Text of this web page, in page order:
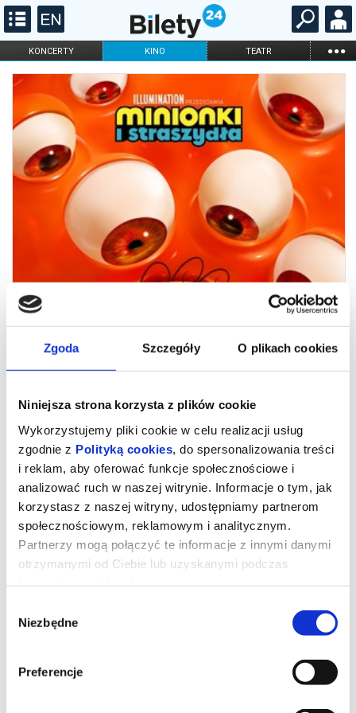
Zgoda Szczegóły O plikach cookies
Niniejsza strona korzysta z plików cookie
Wykorzystujemy pliki cookie w celu realizacji usług
zgodnie z Polityką cookies , do spersonalizowania treści
i reklam, aby oferować funkcje społecznościowe i
analizować ruch w naszej witrynie. Informacje o tym, jak
korzystasz z naszej witryny, udostępniamy partnerom
społecznościowym, reklamowym i analitycznym.
Partnerzy mogą połączyć te informacje z innymi danymi
otrzymanymi od Ciebie lub uzyskanymi podczas
zgody
Niezbędne
Preferencje
KONCERTY KINO TEATR ...
FILHARMONIA OPERA I BALET
STAND-UP
DLA DZIECI
ONLINE KARNETY
Minionki i straszydła
Minionki ruszają w ekscytującą podróż dookoła świata. Chcą
grozy. Mali pomocnicy Gru spotykają niezwykłe stworzenia i